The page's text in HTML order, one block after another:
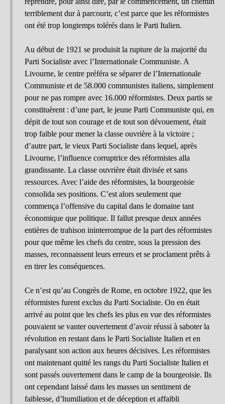
terriblement dur à parcourir, c’est parce que les réformistes
ont été trop longtemps tolérés dans le Parti Italien.
Au début de 1921 se produisit la rupture de la majorité du
Parti Socialiste avec l’Internationale Communiste. A
Livourne, le centre préféra se séparer de l’Internationale
Communiste et de 58.000 communistes italiens, simplement
pour ne pas rompre avec 16.000 réformistes. Deux partis se
constituèrent : d’une part, le jeune Parti Communiste qui, en
dépit de tout son courage et de tout son dévouement, était
trop faible pour mener la classe ouvrière à la victoire ;
d’autre part, le vieux Parti Socialiste dans lequel, après
Livourne, l’influence corruptrice des réformistes alla
grandissante. La classe ouvrière était divisée et sans
ressources. Avec l’aide des réformistes, la bourgeoisie
consolida ses positions. C’est alors seulement que
commença l’offensive du capital dans le domaine tant
économique que politique. Il fallut presque deux années
entières de trahison ininterrompue de la part des réformistes
pour que même les chefs du centre, sous la pression des
masses, reconnaissent leurs erreurs et se proclament prêts à
en tirer les conséquences.
Ce n’est qu’au Congrès de Rome, en octobre 1922, que les
réformistes furent exclus du Parti Socialiste. On en était
arrivé au point que les chefs les plus en vue des réformistes
pouvaient se vanter ouvertement d’avoir réussi à saboter la
révolution en restant dans le Parti Socialiste Italien et en
paralysant son action aux heures décisives. Les réformistes
ont maintenant quitté les rangs du Parti Socialiste Italien et
sont passés ouvertement dans le camp de la bourgeoisie. Ils
ont cependant laissé dans les masses un sentiment de
faiblesse, d’humiliation et de déception et affaibli